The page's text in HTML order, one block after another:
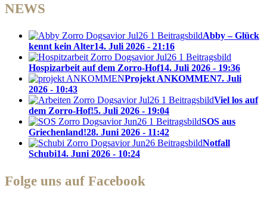
NEWS
Abby – Glück
kennt kein Alter14. Juli 2026 - 21:16
Hospizarbeit auf dem Zorro-Hof14. Juli 2026 - 19:36
Projekt ANKOMMEN7. Juli
2026 - 10:43
Viel los auf
dem Zorro-Hof!5. Juli 2026 - 19:04
SOS aus
Griechenland!28. Juni 2026 - 11:42
Notfall
Schubi14. Juni 2026 - 10:24
Folge uns auf Facebook